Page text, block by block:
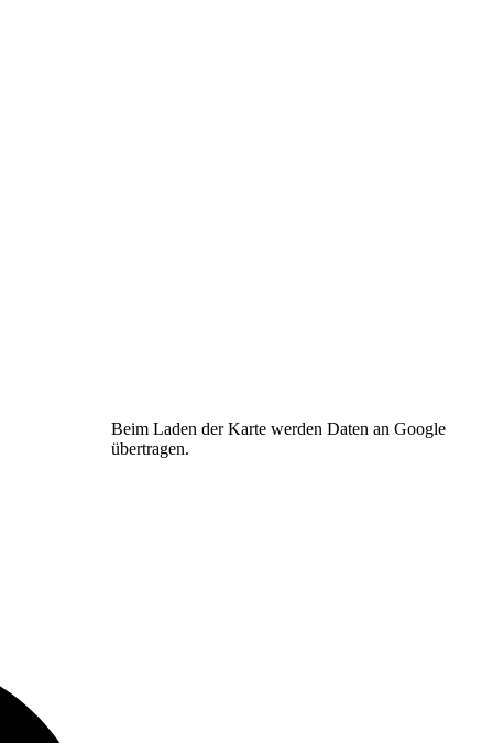
Beim Laden der Karte werden Daten an Google
übertragen.